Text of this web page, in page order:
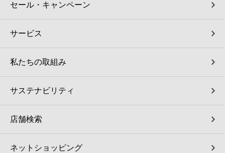
セール・キャンペーン
サービス
私たちの取組み
サステナビリティ
店舗検索
ネットショッピング